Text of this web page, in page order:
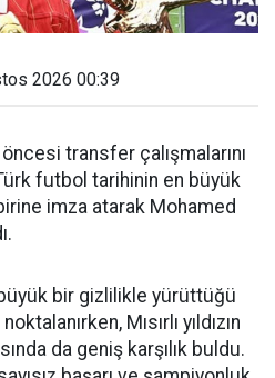
2026 00:39
transfer çalışmalarını
futbol tarihinin en büyük
imza atarak Mohamed
bir gizlilikle yürüttüğü
Mısırlı yıldızın
da geniş karşılık buldu.